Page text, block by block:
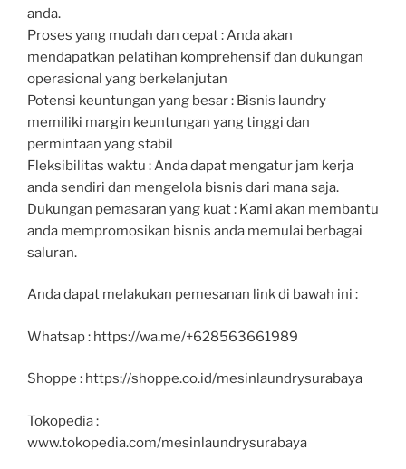
anda.
Proses yang mudah dan cepat : Anda akan
mendapatkan pelatihan komprehensif dan dukungan
operasional yang berkelanjutan
Potensi keuntungan yang besar : Bisnis laundry
memiliki margin keuntungan yang tinggi dan
permintaan yang stabil
Fleksibilitas waktu : Anda dapat mengatur jam kerja
anda sendiri dan mengelola bisnis dari mana saja.
Dukungan pemasaran yang kuat : Kami akan membantu
anda mempromosikan bisnis anda memulai berbagai
saluran.
Anda dapat melakukan pemesanan link di bawah ini :
Whatsap : https://wa.me/+628563661989
Shoppe : https://shoppe.co.id/mesinlaundrysurabaya
Tokopedia :
www.tokopedia.com/mesinlaundrysurabaya